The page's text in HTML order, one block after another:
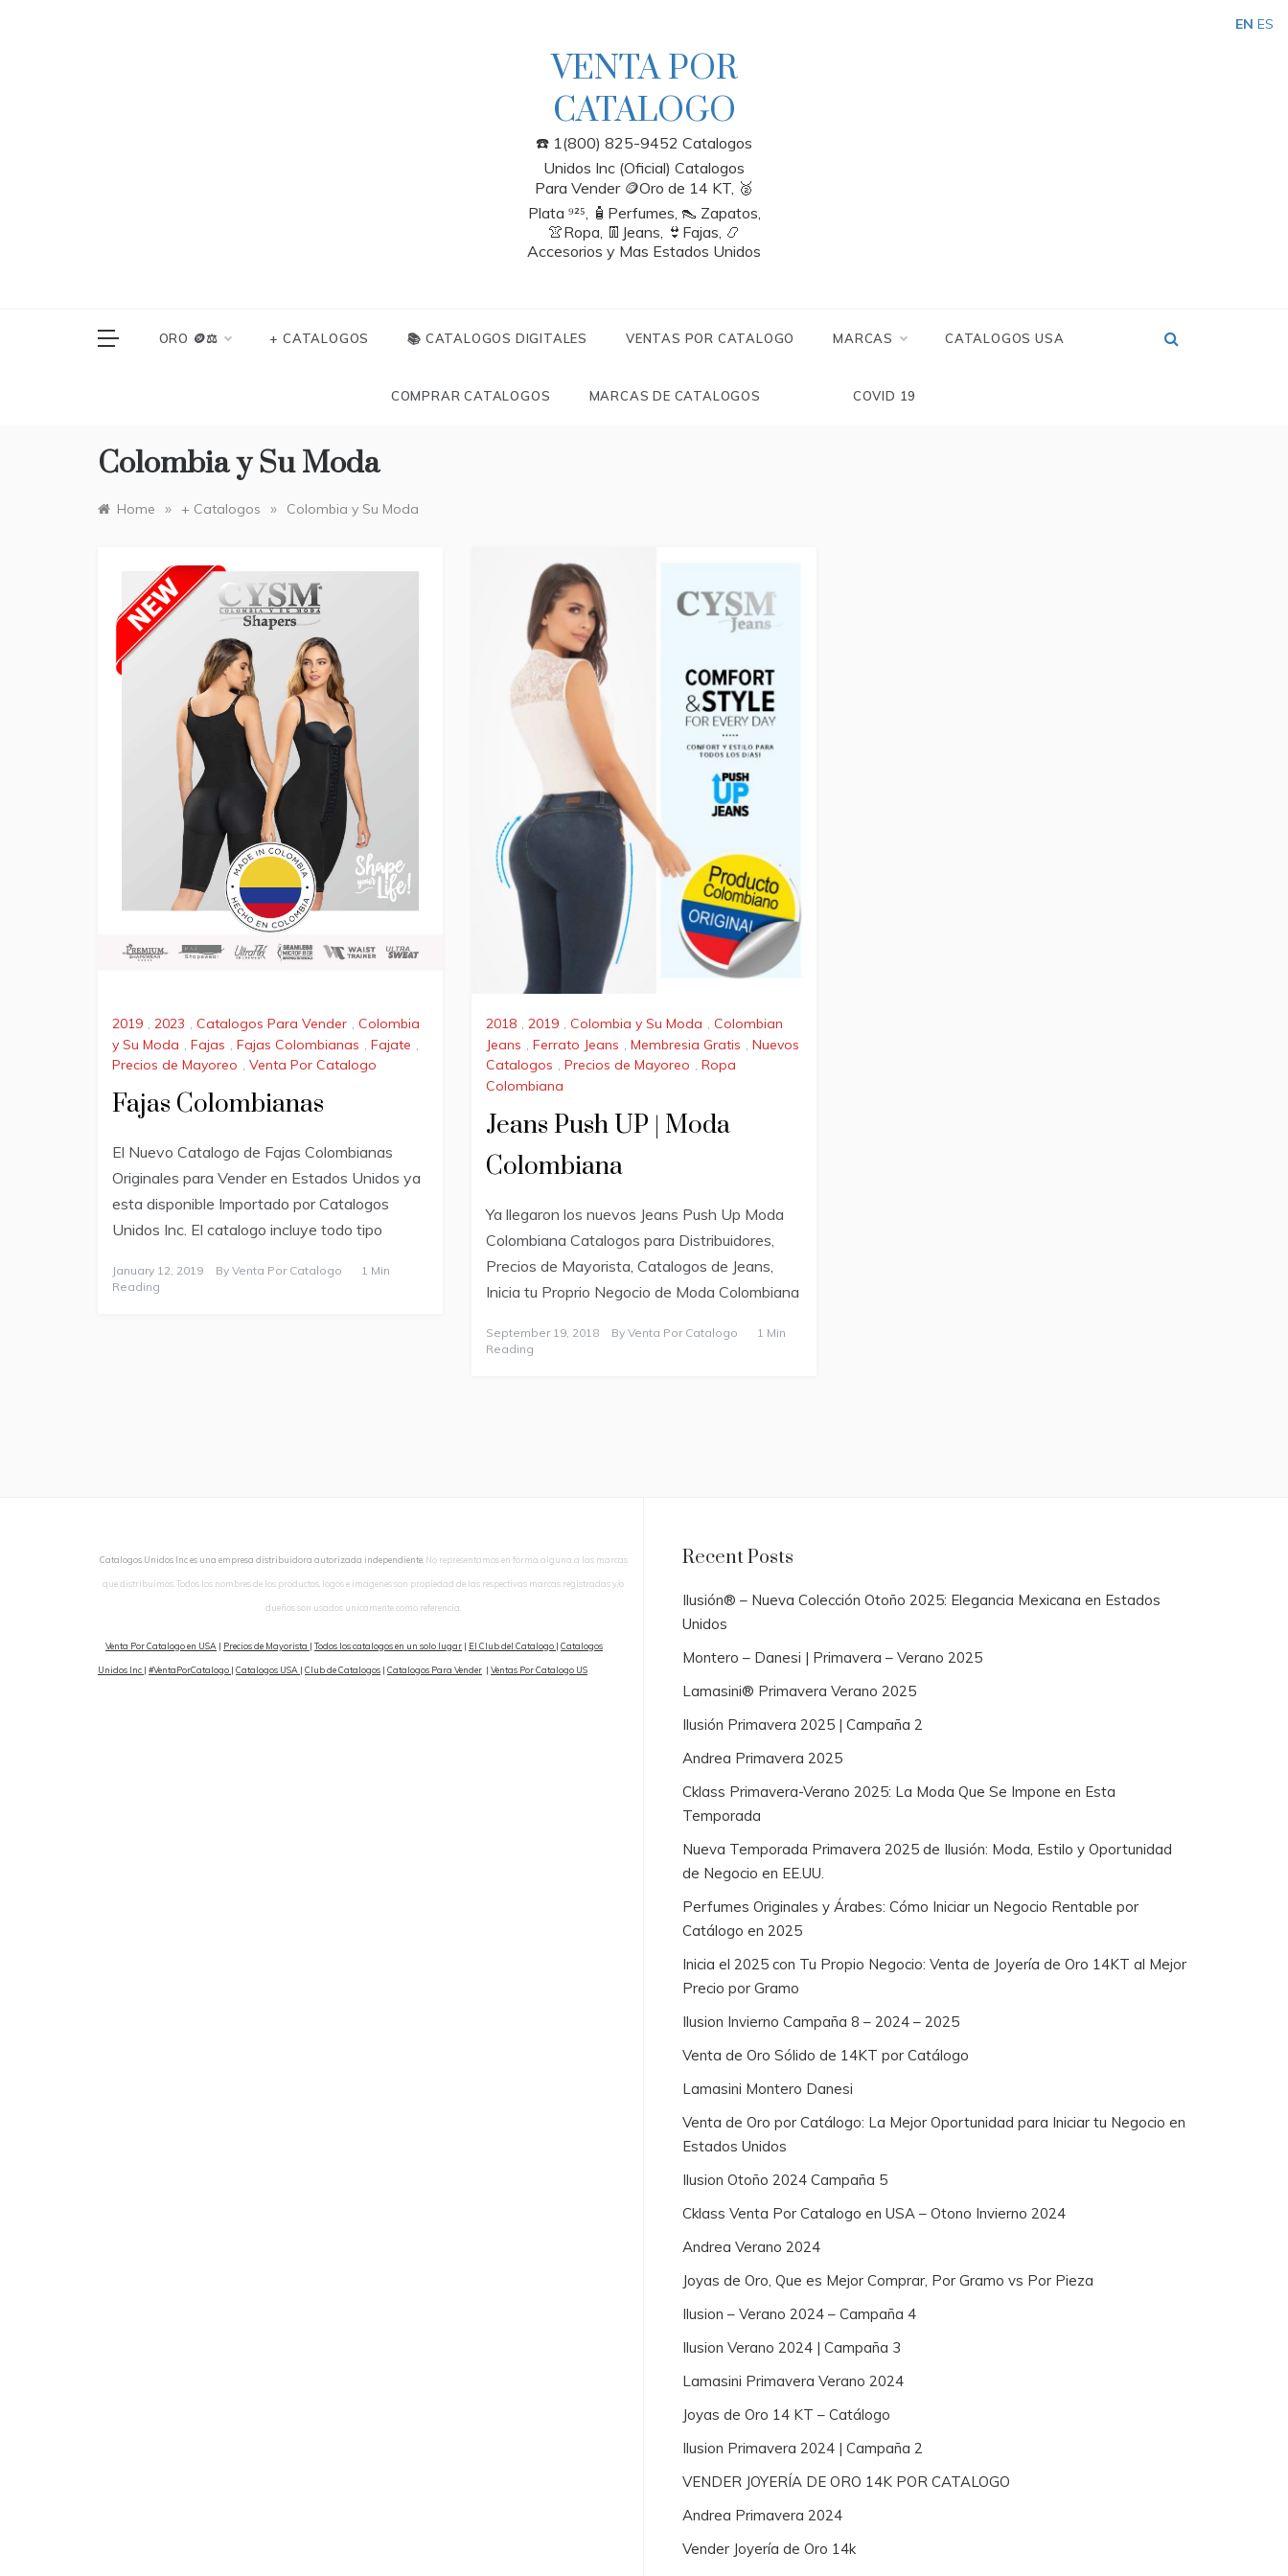
VENTA POR
CATALOGO
☎️ 1(800) 825-9452 Catalogos
Unidos Inc (Oficial) Catalogos
Para Vender 🪙Oro de 14 KT, 🥈
Plata ⁹²⁵, 🧴Perfumes, 👠 Zapatos,
👚Ropa, 👖Jeans, 👙Fajas, 📿
Accesorios y Mas Estados Unidos
ORO 🪙⚖️ + CATALOGOS 📚 CATALOGOS DIGITALES VENTAS POR CATALOGO MARCAS CATALOGOS USA
COMPRAR CATALOGOS MARCAS DE CATALOGOS COVID 19
Colombia y Su Moda
Home » + Catalogos » Colombia y Su Moda
2019 , 2023 , Catalogos Para Vender , Colombia
y Su Moda , Fajas , Fajas Colombianas , Fajate ,
Precios de Mayoreo , Venta Por Catalogo
Fajas Colombianas
El Nuevo Catalogo de Fajas Colombianas
Originales para Vender en Estados Unidos ya
esta disponible Importado por Catalogos
Unidos Inc. El catalogo incluye todo tipo
January 12, 2019 By Venta Por Catalogo
1 Min
Reading
2018 , 2019 , Colombia y Su Moda , Colombian
Jeans , Ferrato Jeans , Membresia Gratis , Nuevos
Catalogos , Precios de Mayoreo , Ropa
Colombiana
Jeans Push UP | Moda
Colombiana
Ya llegaron los nuevos Jeans Push Up Moda
Colombiana Catalogos para Distribuidores,
Precios de Mayorista, Catalogos de Jeans,
Inicia tu Proprio Negocio de Moda Colombiana
September 19, 2018 By Venta Por Catalogo
1 Min
Reading
Catalogos Unidos Inc es una empresa distribuidora autorizada independiente. No representamos en forma alguna a las marcas
que distribuimos. Todos los nombres de los productos, logos e imagenes son propiedad de las respectivas marcas registradas y/o
dueños son usados unicamente como referencia.
Venta Por Catalogo en USA | Precios de Mayorista | Todos los catalogos en un solo lugar | El Club del Catalogo | Catalogos
Unidos Inc | #VentaPorCatalogo | Catalogos USA | Club de Catalogos | Catalogos Para Vender | Ventas Por Catalogo US
Recent Posts
Ilusión® – Nueva Colección Otoño 2025: Elegancia Mexicana en Estados
Unidos
Montero – Danesi | Primavera – Verano 2025
Lamasini® Primavera Verano 2025
Ilusión Primavera 2025 | Campaña 2
Andrea Primavera 2025
Cklass Primavera-Verano 2025: La Moda Que Se Impone en Esta
Temporada
Nueva Temporada Primavera 2025 de Ilusión: Moda, Estilo y Oportunidad
de Negocio en EE.UU.
Perfumes Originales y Árabes: Cómo Iniciar un Negocio Rentable por
Catálogo en 2025
Inicia el 2025 con Tu Propio Negocio: Venta de Joyería de Oro 14KT al Mejor
Precio por Gramo
Ilusion Invierno Campaña 8 – 2024 – 2025
Venta de Oro Sólido de 14KT por Catálogo
Lamasini Montero Danesi
Venta de Oro por Catálogo: La Mejor Oportunidad para Iniciar tu Negocio en
Estados Unidos
Ilusion Otoño 2024 Campaña 5
Cklass Venta Por Catalogo en USA – Otono Invierno 2024
Andrea Verano 2024
Joyas de Oro, Que es Mejor Comprar, Por Gramo vs Por Pieza
Ilusion – Verano 2024 – Campaña 4
Ilusion Verano 2024 | Campaña 3
Lamasini Primavera Verano 2024
Joyas de Oro 14 KT – Catálogo
Ilusion Primavera 2024 | Campaña 2
VENDER JOYERÍA DE ORO 14K POR CATALOGO
Andrea Primavera 2024
Vender Joyería de Oro 14k
EN ES